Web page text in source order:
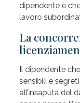
dipendente e
lavoro
La
Il dipendente
sensibili e
all’insaputa del